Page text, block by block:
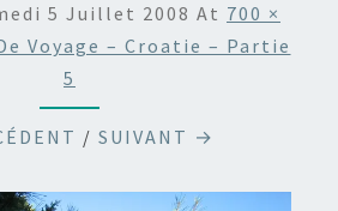
5 Juillet 2008 At 700 ×
Voyage – Croatie – Partie
5
/ SUIVANT →